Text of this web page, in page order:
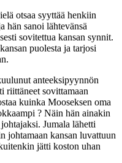
otsaa syyttää henkiin
hän sanoi lähtevänsä
sovitettua kansan synnit.
puolesta ja tarjosi
anteeksipyynnön
riittäneet sovittamaan
kuinka Mooseksen oma
? Näin hän ainakin
Jumala lähetti
johtamaan kansan luvattuun
jätti koston uhan